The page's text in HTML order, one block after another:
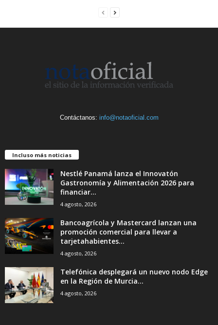
Contáctanos: info@notaoficial.com
Incluso más noticias
Nestlé Panamá lanza el Innovatón
Gastronomía y Alimentación 2026 para
financiar...
4 agosto, 2026
Bancoagrícola y Mastercard lanzan una
promoción comercial para llevar a
tarjetahabientes...
4 agosto, 2026
Telefónica desplegará un nuevo nodo Edge
en la Región de Murcia...
4 agosto, 2026